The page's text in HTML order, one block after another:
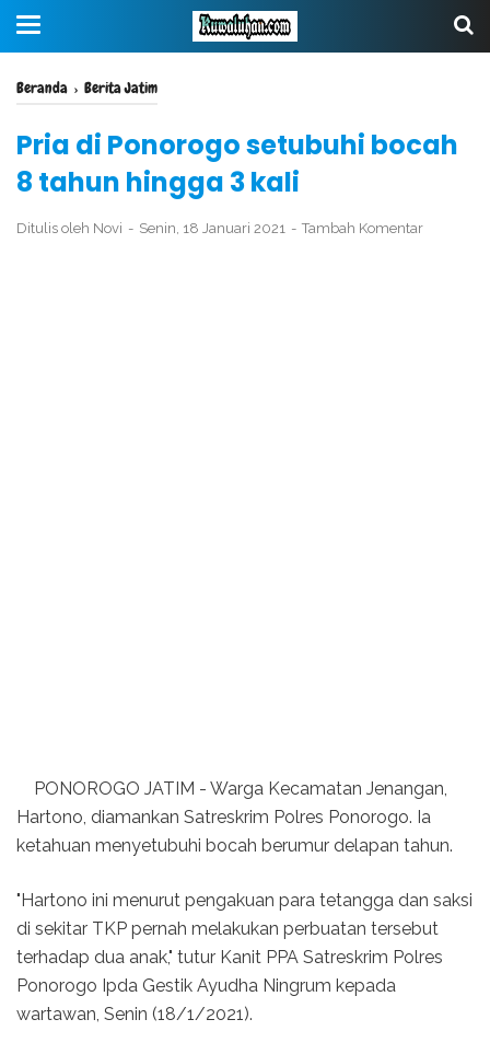
Beranda › Berita Jatim
Pria di Ponorogo setubuhi bocah
8 tahun hingga 3 kali
Ditulis oleh Novi Senin, 18 Januari 2021 Tambah Komentar
PONOROGO JATIM - Warga Kecamatan Jenangan,
Hartono, diamankan Satreskrim Polres Ponorogo. Ia
ketahuan menyetubuhi bocah berumur delapan tahun.
"Hartono ini menurut pengakuan para tetangga dan saksi
di sekitar TKP pernah melakukan perbuatan tersebut
terhadap dua anak," tutur Kanit PPA Satreskrim Polres
Ponorogo Ipda Gestik Ayudha Ningrum kepada
wartawan, Senin (18/1/2021).